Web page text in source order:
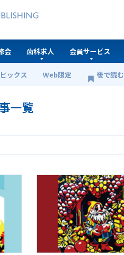
ックス Web限定 後で読む
会 歯科求人 会員サービス
一覧